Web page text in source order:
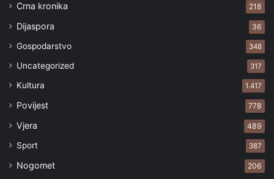
Crna kronika 218
Dijaspora 36
Gospodarstvo 348
Uncategorized 317
Kultura 1.417
Povijest 778
Vjera 489
Sport 387
Nogomet 206